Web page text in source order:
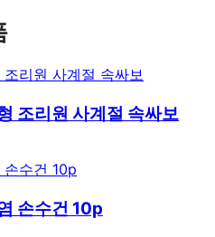
조리원 사계절 속싸보
손수건 10p